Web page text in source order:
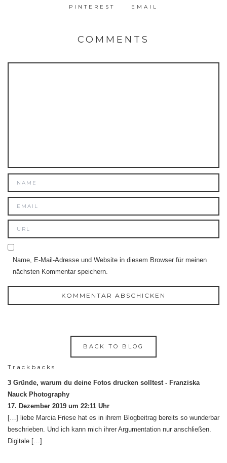
PINTEREST
EMAIL
COMMENTS
Name, E-Mail-Adresse und Website in diesem Browser für meinen
nächsten Kommentar speichern.
BACK TO BLOG
Trackbacks
3 Gründe, warum du deine Fotos drucken solltest - Franziska
Nauck Photography
17. Dezember 2019 um 22:11 Uhr
[…] liebe Marcia Friese hat es in ihrem Blogbeitrag bereits so wunderbar
beschrieben. Und ich kann mich ihrer Argumentation nur anschließen.
Digitale […]